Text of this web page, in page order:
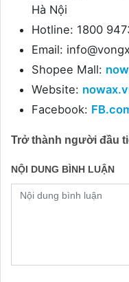
Hà Nội
Hotline: 1800
Email:
Shopee Mall:
Website:
Facebook:
Trở thành người đầu
NỘI DUNG BÌNH LUẬN